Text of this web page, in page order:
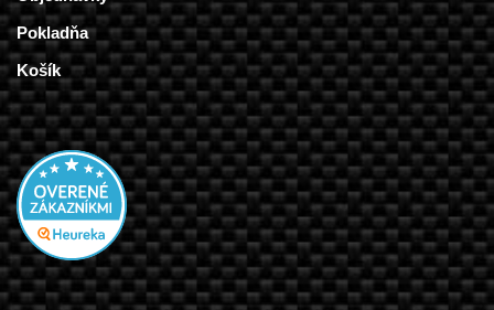
Pokladňa
Košík